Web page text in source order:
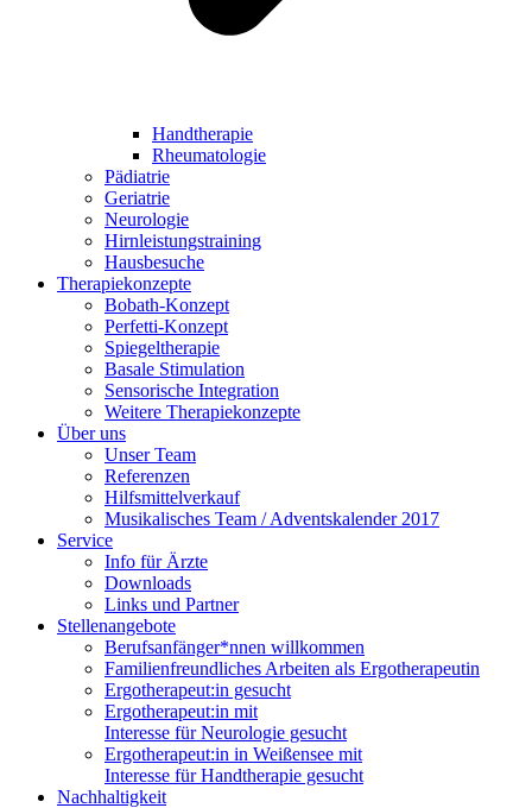
Handtherapie
Rheumatologie
Pädiatrie
Geriatrie
Neurologie
Hirnleistungstraining
Hausbesuche
Therapiekonzepte
Bobath-Konzept
Perfetti-Konzept
Spiegeltherapie
Basale Stimulation
Sensorische Integration
Weitere Therapiekonzepte
Über uns
Unser Team
Referenzen
Hilfsmittelverkauf
Musikalisches Team / Adventskalender 2017
Service
Info für Ärzte
Downloads
Links und Partner
Stellenangebote
Berufsanfänger*nnen willkommen
Familienfreundliches Arbeiten als Ergotherapeutin
Ergotherapeut:in gesucht
Ergotherapeut:in mit
Interesse für Neurologie gesucht
Ergotherapeut:in in Weißensee mit
Interesse für Handtherapie gesucht
Nachhaltigkeit